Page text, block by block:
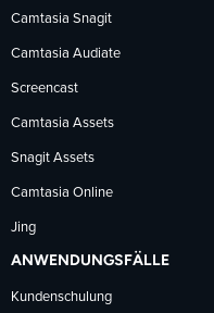
Camtasia Snagit
Camtasia Audiate
Screencast
Camtasia Assets
Snagit Assets
Camtasia Online
Jing
ANWENDUNGSFÄLLE
Kundenschulung